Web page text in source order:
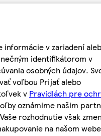
informácie v zariadení
identifikátorom v
osobných údajov.
voľbou Prijať alebo
v Pravidlách pre
oznámime našim
rozhodnutie však
na našom